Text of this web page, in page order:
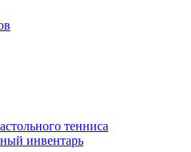
тенниса
инвентарь